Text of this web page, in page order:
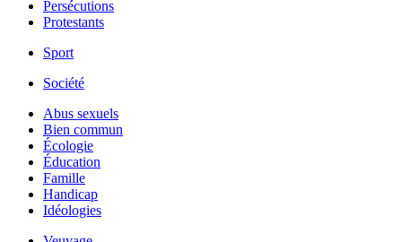
Persécutions
Protestants
Sport
Société
Abus sexuels
Bien commun
Écologie
Éducation
Famille
Handicap
Idéologies